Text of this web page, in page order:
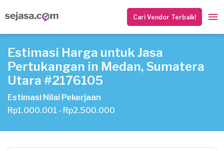
Cari Vendor Terbaik!
Estimasi Harga untuk Jasa
Pertukangan in Medan, Sumatera
Utara #2176105
Estimasi Nilai Pekerjaan
Rp1.000.001 - Rp2.500.000